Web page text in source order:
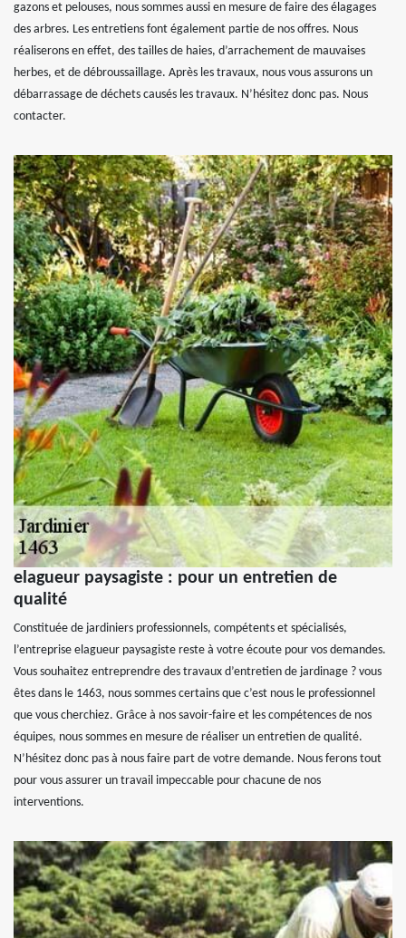
gazons et pelouses, nous sommes aussi en mesure de faire des élagages
des arbres. Les entretiens font également partie de nos offres. Nous
réaliserons en effet, des tailles de haies, d’arrachement de mauvaises
herbes, et de débroussaillage. Après les travaux, nous vous assurons un
débarrassage de déchets causés les travaux. N’hésitez donc pas. Nous
contacter.
elagueur paysagiste : pour un entretien de
qualité
Constituée de jardiniers professionnels, compétents et spécialisés,
l’entreprise elagueur paysagiste reste à votre écoute pour vos demandes.
Vous souhaitez entreprendre des travaux d’entretien de jardinage ? vous
êtes dans le 1463, nous sommes certains que c’est nous le professionnel
que vous cherchiez. Grâce à nos savoir-faire et les compétences de nos
équipes, nous sommes en mesure de réaliser un entretien de qualité.
N’hésitez donc pas à nous faire part de votre demande. Nous ferons tout
pour vous assurer un travail impeccable pour chacune de nos
interventions.